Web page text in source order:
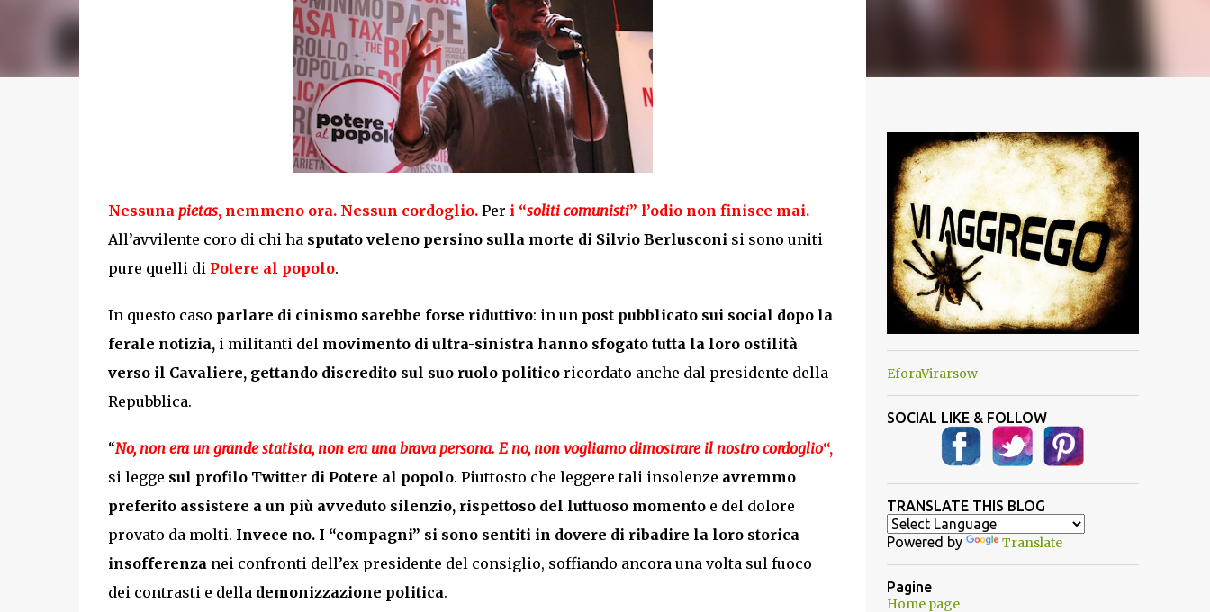
Nessuna pietas, nemmeno ora. Nessun cordoglio.Per i “soliti comunisti” l’odio non finisce mai.
All’avvilente coro di chi hasputato veleno persino sulla morte di Silvio Berlusconi si sono uniti
pure quelli di Potere al popolo.
In questo caso parlare di cinismo sarebbe forse riduttivo: in un post pubblicato sui social dopo la
ferale notizia,i militanti del movimento di ultra-sinistra hanno sfogato tutta la loro ostilità
verso il Cavaliere, gettando discredito sul suo ruolo politico ricordato anche dal presidente della
Repubblica.
“No, non era un grande statista, non era una brava persona. E no, non vogliamo dimostrare il nostro cordoglio“,
si legge sul profilo Twitter di Potere al popolo. Piuttosto che leggere tali insolenze avremmo
preferito assistere a un più avveduto silenzio, rispettoso del luttuoso momentoe del dolore
provato da molti. Invece no. I “compagni” si sono sentiti in dovere di ribadire la loro storica
insofferenza nei confronti dell’ex presidente del consiglio, soffiando ancora una volta sul fuoco
dei contrasti e della demonizzazione politica.
EforaVirarsow
SOCIAL LIKE & FOLLOW
TRANSLATE THIS BLOG
Powered by Translate
Pagine
Home page